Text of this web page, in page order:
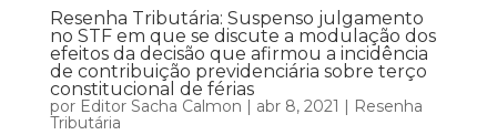
Resenha Tributária: Suspenso julgamento
no STF em que se discute a modulação dos
efeitos da decisão que afirmou a incidência
de contribuição previdenciária sobre terço
constitucional de férias
por Editor Sacha Calmon | abr 8, 2021 | Resenha
Tributária